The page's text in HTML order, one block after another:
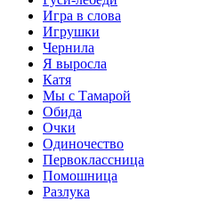
Игра в слова
Игрушки
Чернила
Я выросла
Катя
Мы с Тамарой
Обида
Очки
Одиночество
Первоклассница
Помошница
Разлука